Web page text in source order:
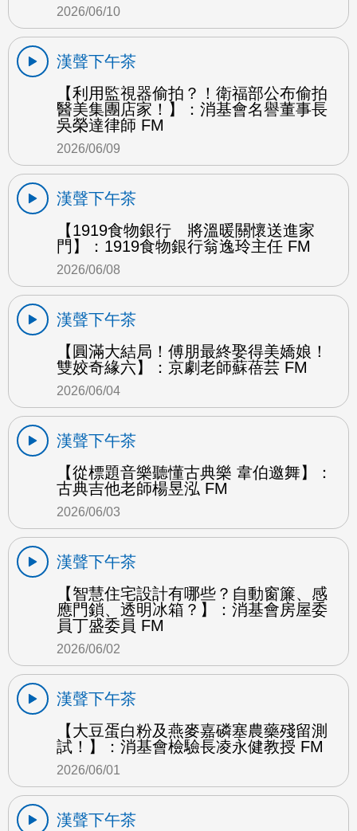
2026/06/10
漢聲下午茶
【利用監視器偷拍？！衛福部公布偷拍
醫美集團店家！】：消基會名譽董事長
吳榮達律師 FM
2026/06/09
漢聲下午茶
【1919食物銀行 將溫暖關懷送進家
門】：1919食物銀行翁逸玲主任 FM
2026/06/08
漢聲下午茶
【圓滿大結局！傅朋最終娶得美嬌娘！
雙姣奇緣六】：京劇老師蘇蓓芸 FM
2026/06/04
漢聲下午茶
【從標題音樂聽懂古典樂 韋伯邀舞】：
古典吉他老師楊昱泓 FM
2026/06/03
漢聲下午茶
【智慧住宅設計有哪些？自動窗簾、感
應門鎖、透明冰箱？】：消基會房屋委
員丁盛委員 FM
2026/06/02
漢聲下午茶
【大豆蛋白粉及燕麥嘉磷塞農藥殘留測
試！】：消基會檢驗長凌永健教授 FM
2026/06/01
漢聲下午茶